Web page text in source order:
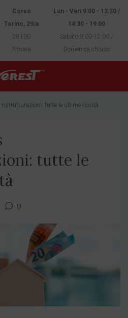
Corso
Torino, 29/a
28100
Novara
Lun - Ven 9:00 - 12:30 /
14:30 - 19:00
Sabato 9:00-12:00 /
Domenica chiuso
ristrutturazioni: tutte le ultime novità
tutte le
0